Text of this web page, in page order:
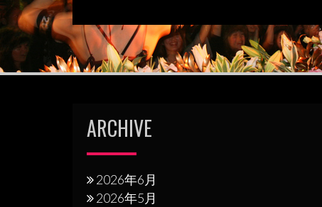
ビ
ゲ
ー
ョ
ン
ARCHIVE
2026年6月
2026年5月